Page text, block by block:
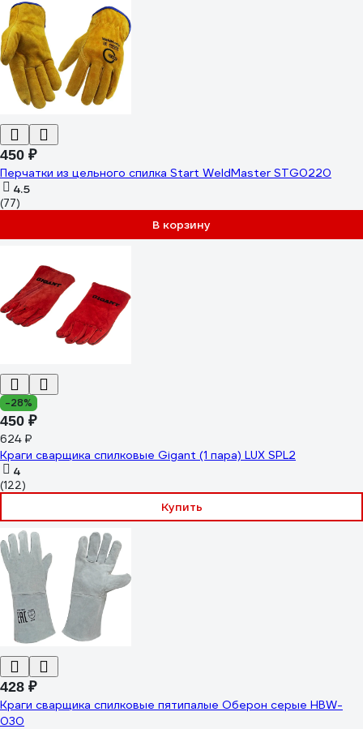
450 ₽
Перчатки из цельного спилка Start WeldMaster STG0220
4.5
(77)
В корзину
-28%
450 ₽
624 ₽
Краги сварщика спилковые Gigant (1 пара) LUX SPL2
4
(122)
Купить
428 ₽
Краги сварщика спилковые пятипалые Оберон серые HBW-
030